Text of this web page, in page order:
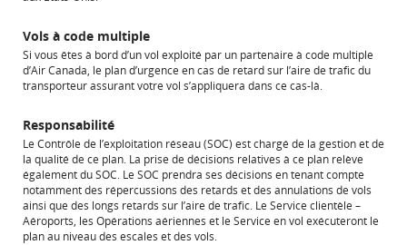
Vols à code multiple
Si vous êtes à bord d’un vol exploité par un partenaire à code multiple
d’Air Canada, le plan d’urgence en cas de retard sur l’aire de trafic du
transporteur assurant votre vol s’appliquera dans ce cas-là.
Responsabilité
Le Contrôle de l’exploitation réseau (SOC) est chargé de la gestion et de
la qualité de ce plan. La prise de décisions relatives à ce plan relève
également du SOC. Le SOC prendra ses décisions en tenant compte
notamment des répercussions des retards et des annulations de vols
ainsi que des longs retards sur l’aire de trafic. Le Service clientèle –
Aéroports, les Opérations aériennes et le Service en vol exécuteront le
plan au niveau des escales et des vols.